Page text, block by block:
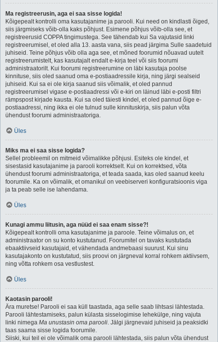
Ma registreerusin, aga ei saa sisse logida!
Kõigepealt kontrolli oma kasutajanime ja parooli. Kui need on kindlasti õiged,
siis järgmiseks võib-olla kaks põhjust. Esimene põhjus võib-olla see, et
registreerusid COPPA tingimustega. See tähendab kui Sa vajutasid linki
registreerumisel, et oled alla 13. aasta vana, siis pead järgima Sulle saadetuid
juhiseid. Teine põhjus võib olla aga see, et mõned foorumid nõuavad uutelt
registreerumistelt, kas kasutajalt endalt e-kirja teel või siis foorumi
administraatorilt. Kui foorumi registreerumine on läbi kasutaja poolse
kinnituse, siis oled saanud oma e-postiaadressile kirja, ning järgi sealseid
juhiseid. Kui sa ei ole kirja saanud siis võimalik, et oled pannud
registreerumisel vigase e-postiaadressi või e-kiri on läinud läbi e-posti filtri
rämpspost kirjade kausta. Kui sa oled täiesti kindel, et oled pannud õige e-
postiaadressi, ning ikka ei ole tulnud sulle kinnituskirja, siis palun võta
ühendust foorumi administraatoriga.
Üles
Miks ma ei saa sisse logida?
Sellel probleemil on mitmeid võimalikke põhjusi. Esiteks ole kindel, et
sisestasid kasutajanime ja parooli korrektselt. Kui on korrektsed, võta
ühendust foorumi administraatoriga, et teada saada, kas oled saanud keelu
foorumile. Ka on võimalik, et omanikul on veebiserveri konfiguratsioonis viga
ja ta peab selle ise lahendama.
Üles
Kunagi ammu liitusin, aga nüüd ei saa enam sisse?!
Kõigepealt kontrolli oma kasutajanime ja paroole. Teine võimalus on, et
administraator on su konto kustutanud. Foorumitel on tavaks kustutada
ebaaktiivseid kasutajaid, et vähendada andmebaasi suurust. Kui sinu
kasutajakonto on kustutatud, siis proovi on järgneval korral rohkem aktiivsem,
ning võtta rohkem osa vestlustest.
Üles
Kaotasin parooli!
Ära muretse! Parooli ei saa küll taastada, aga selle saab lihtsasi lähtestada.
Parooli lähtestamiseks, palun külasta sisselogimise lehekülge, ning vajuta
linki nimega Ma unustasin oma parooli. Jälgi järgnevaid juhiseid ja peaksidki
taas saama sisse logida foorumile.
Siiski, kui teil ei ole võimalik oma parooli lähtestada, siis palun võta ühendust